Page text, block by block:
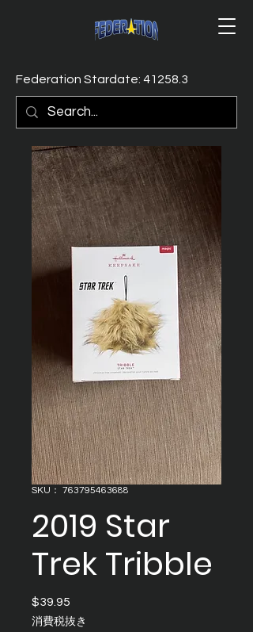
Federation Stardate: 41258.3
SKU： 763795463688
2019 Star
Trek Tribble
$39.95
格
消費税抜き